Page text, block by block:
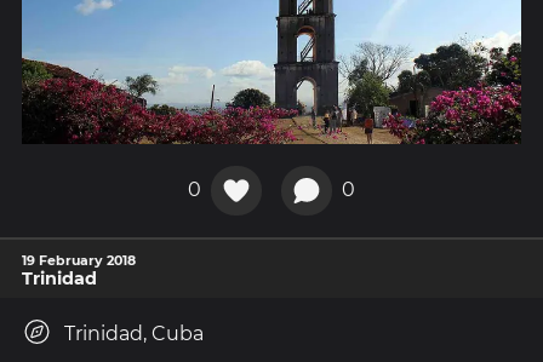
0 0
19 February 2018
Trinidad
Trinidad, Cuba